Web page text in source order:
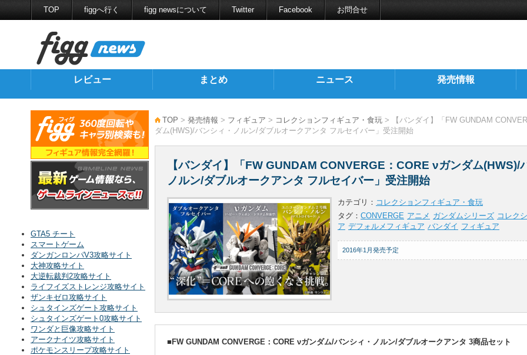
TOP figgへ行く figg newsについて Twitter Facebook お問合せ
レビュー まとめ ニュース 発売情報
TOP > 発売情報 > フィギュア > コレクションフィギュア・食玩 > 【バンダイ】「FW GUNDAM
ダム(HWS)/バンシィ・ノルン/ダブルオークアンタ フルセイバー」受注開始
【バンダイ】「FW GUNDAM CONVERGE：CORE νガンダム(HWS)/
ノルン/ダブルオークアンタ フルセイバー」受注開始
カテゴリ： コレクションフィギュア・食玩
タグ： CONVERGE アニメ ガンダムシリーズ コレク
ア デフォルメフィギュア バンダイ フィギュア
2016年1月発売予定
■FW GUNDAM CONVERGE：CORE νガンダム/バンシィ・ノルン/ダブルオークアンタ 3商品セット
GTA5 チート
スマートゲーム
ダンガンロンパV3攻略サイト
大神攻略サイト
大逆転裁判2攻略サイト
ライフイズストレンジ攻略サイト
ザンキゼロ攻略サイト
シュタインズゲート攻略サイト
シュタインズゲート0攻略サイト
ワンダと巨像攻略サイト
アークナイツ攻略サイト
ポケモンスリープ攻略サイト